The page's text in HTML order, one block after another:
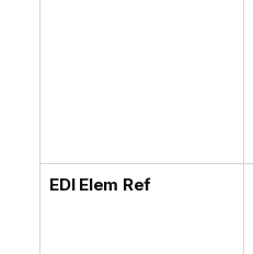
EDI Elem Ref